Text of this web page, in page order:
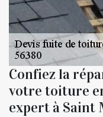
Confiez la
votre toiture
expert à Saint